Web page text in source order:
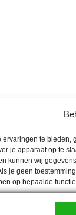
ervaringen te bieden,
je apparaat op te
kunnen wij
je geen
op bepaalde